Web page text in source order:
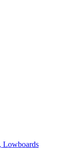
Lowboards